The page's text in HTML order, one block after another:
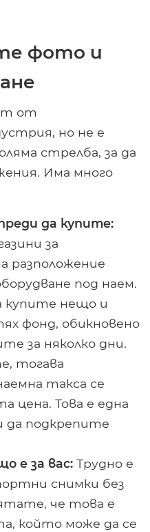
фото и
от
но не е
стрелба, за да
Има много
да купите:
за
разположение
под наем.
купите нещо и
фонд, обикновено
за няколко дни.
тогава
такса се
цена. Това е една
да подкрепите
е за вас: Трудно е
снимки без
че това е
който може да се